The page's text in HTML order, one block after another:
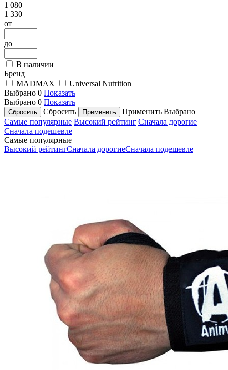
1 080
1 330
от
до
В наличии
Бренд
MADMAX
Universal Nutrition
Выбрано 0 Показать
Выбрано 0 Показать
Сбросить
Применить Выбрано
Самые популярные Высокий рейтинг Сначала дорогие
Сначала подешевле
Самые популярные
Высокий рейтингСначала дорогиеСначала подешевле